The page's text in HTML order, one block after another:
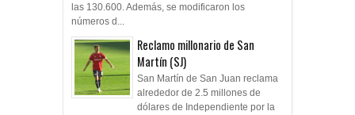
las 130.600. Además, se modificaron los
números d...
Reclamo millonario de San
Martín (SJ)
San Martín de San Juan reclama
alrededor de 2.5 millones de
dólares de Independiente por la